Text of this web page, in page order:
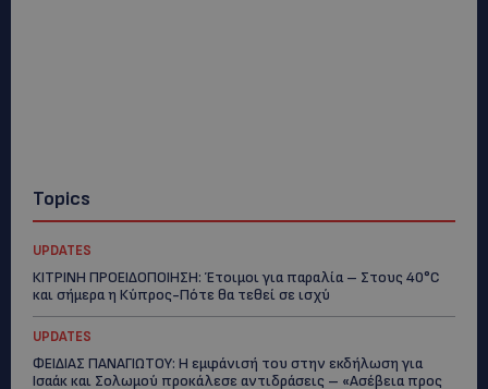
Topics
UPDATES
ΚΙΤΡΙΝΗ ΠΡΟΕΙΔΟΠΟΙΗΣΗ: Έτοιμοι για παραλία – Στους 40°C
και σήμερα η Κύπρος-Πότε θα τεθεί σε ισχύ
UPDATES
ΦΕΙΔΙΑΣ ΠΑΝΑΓΙΩΤΟΥ: Η εμφάνισή του στην εκδήλωση για
Ισαάκ και Σολωμού προκάλεσε αντιδράσεις – «Ασέβεια προς